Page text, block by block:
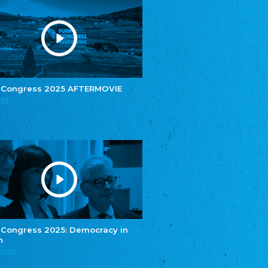
Congress 2025 AFTERMOVIE
Congress 2025: Democracy in
Youth of European Nationalities (YEN)
Youth of European Nationalities (YEN)
Zentralrat der Jenischen in Deutschland
e.V.
Central Council of Yenish in Germany
Zentralrat Deutscher Sinti und Roma
Central Council of German Sinti and Roma
Związek Polaków w Niemczech
Union of Poles in Germany
Bund Deutscher Nordschleswiger (BDN)
Federation of Germans in Northern Schleswig
Grænseforeningen
Danish Border Association
Eestimaa Rahvuste Ühendus
Estonian Union of National Minorities
Eestimaa Valgevenelaste Assotsiatsioon
Estonian Belorusian Association
Estonian German Society